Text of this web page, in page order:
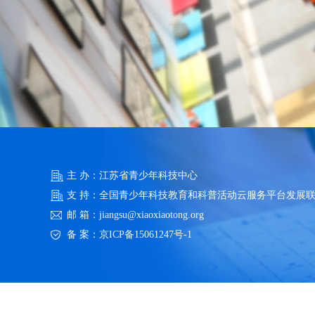
主 办：江苏省青少年科技中心
支 持：全国青少年科技教育和科普活动云服务平台发展
邮 箱：jiangsu@xiaoxiaotong.org
备 案： 京ICP备15061247号-1